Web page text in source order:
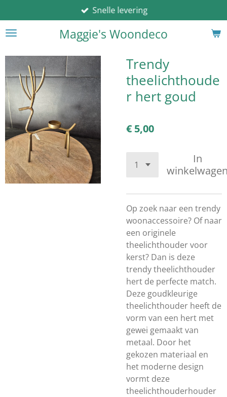
direct
naar
hoofdinhoud
Maggie's Woondeco
Snelle levering
Trendy
theelichthoude
r hert goud
€ 5,00
In
Op zoek naar een trendy
woonaccessoire? Of naar
een originele
theelichthouder voor
kerst? Dan is deze
trendy theelichthouder
hert de perfecte match.
Deze goudkleurige
theelichthouder heeft de
vorm van een hert met
gewei gemaakt van
metaal. Door het
gekozen materiaal en
het moderne design
vormt deze
theelichthouderhouder